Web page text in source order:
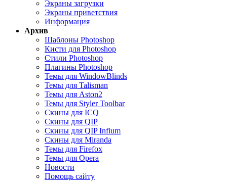
Экраны загрузки
Экраны приветствия
Информация
Архив
Шаблоны Photoshop
Кисти для Photoshop
Стили Photoshop
Плагины Photoshop
Темы для WindowBlinds
Темы для Talisman
Темы для Aston2
Темы для Styler Toolbar
Скины для ICQ
Скины для QIP
Скины для QIP Infium
Скины для Miranda
Темы для Firefox
Темы для Opera
Новости
Помощь сайту